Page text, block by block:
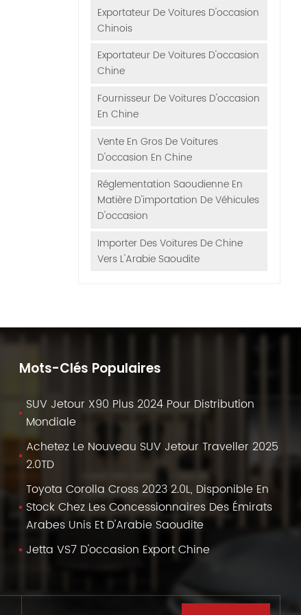
Exportateur De Voitures D'occasion
Chinois
Exportateur De Voitures D'occasion
Chine
Fournisseur De Voitures D'occasion
En Chine
Vente En Gros De Voitures
D'occasion En Chine
Réglementation Saoudienne En
Matière D'importation De Véhicules
D'occasion
Importer Des Voitures De Chine
Vers L'Arabie Saoudite
Mots-Clés Populaires
SUV Jetour X90 Plus 2024 Pour Distribution
Mondiale
Achetez Le Nouveau SUV Jetour Traveller 2025
2.0TD
Toyota Corolla Cross 2023 2.0L, Disponible En
Stock Chez Les Concessionnaires Des Émirats
Arabes Unis Et D'Arabie Saoudite
Jetta VS7 D'occasion Export Chine